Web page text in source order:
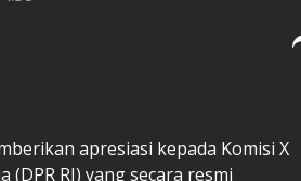
apresiasi kepada Komisi X
(DPR RI) yang secara resmi